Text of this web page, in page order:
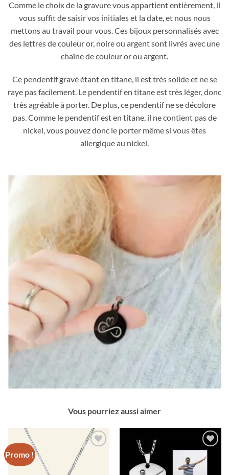
Comme le choix de la gravure vous appartient entièrement, il
vous suffit de saisir vos initiales et la date, et nous nous
mettons au travail pour vous. Ces bijoux personnalisés avec
des lettres de couleur or, noire ou argent sont livrés avec une
chaîne de couleur or ou argent.
Ce pendentif gravé étant en titane, il est très solide et ne se
raye pas facilement. Le pendentif en titane est très léger, donc
très agréable à porter. De plus, ce pendentif ne se décolore
pas. Comme le pendentif est en titane, il ne contient pas de
nickel, vous pouvez donc le porter même si vous êtes
allergique au nickel.
Vous pourriez aussi aimer
Promo !
à la liste